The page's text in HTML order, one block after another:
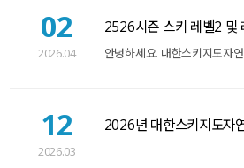
02
2026.04
12
2026.03